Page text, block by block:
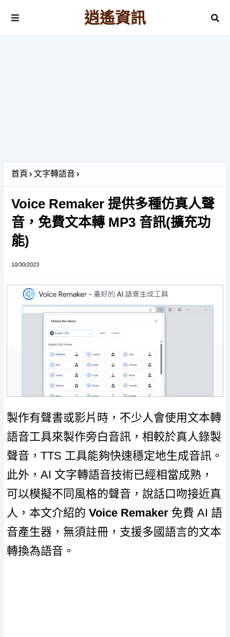
逍遙資訊
首頁 文字轉語音
Voice Remaker 提供多種仿真人聲
音，免費文本轉 MP3 音訊(擴充功
能)
10/30/2023
製作有聲書或影片時，不少人會使用文本轉
語音工具來製作旁白音訊，相較於真人錄製
聲音，TTS 工具能夠快速穩定地生成音訊。
此外，AI 文字轉語音技術已經相當成熟，
可以模擬不同風格的聲音，說話口吻接近真
人，本文介紹的 Voice Remaker 免費 AI 語
音產生器，無須註冊，支援多國語言的文本
轉換為語音。